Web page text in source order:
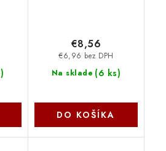
) Na sklade (6 ks)
€6,96 bez DPH
€8,56
DO KOŠÍKA